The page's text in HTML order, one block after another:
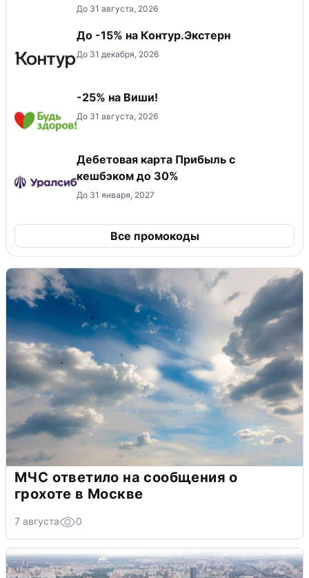
До 31 августа, 2026
До -15% на Контур.Экстерн
До 31 декабря, 2026
-25% на Виши!
До 31 августа, 2026
Дебетовая карта Прибыль с
кешбэком до 30%
До 31 января, 2027
Все промокоды
МЧС ответило на сообщения о
грохоте в Москве
7 августа 0